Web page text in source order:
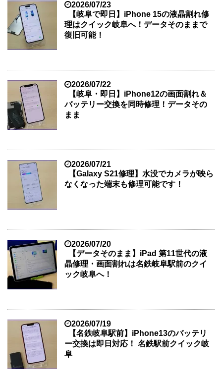
2026/07/23
【岐阜で即日】iPhone 15の液晶割れ修
理はクイック岐阜へ！データそのままで
復旧可能！
2026/07/22
【岐阜・即日】iPhone12の画面割れ＆
バッテリー交換を同時修理！データその
まま
2026/07/21
【Galaxy S21修理】水没でカメラが映ら
なくなった端末も修理可能です！
2026/07/20
【データそのまま】iPad 第11世代の液
晶修理・画面割れは名鉄岐阜駅前のクイ
ック岐阜へ！
2026/07/19
【名鉄岐阜駅前】iPhone13のバッテリ
ー交換は即日対応！ 名鉄駅前クイック岐
阜